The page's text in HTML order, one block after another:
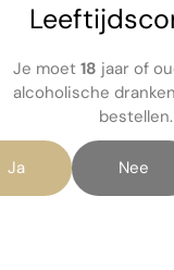
Je moet18 jaar of
alcoholische
bestellen.
Ja Nee